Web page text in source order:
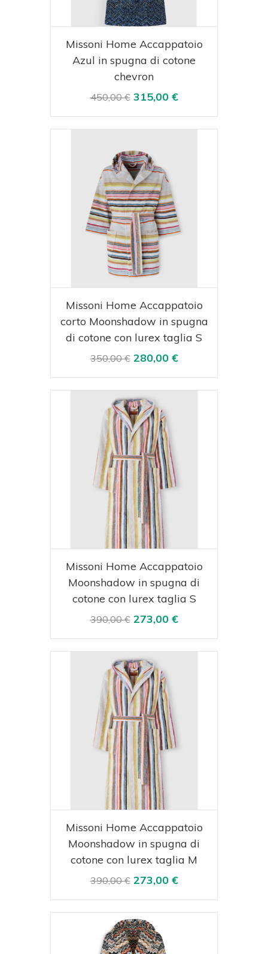
Acquista Visualizza
Missoni Home Accappatoio
Azul in spugna di cotone
chevron
450,00 € 315,00 €
Acquista Visualizza
Missoni Home Accappatoio
corto Moonshadow in spugna
di cotone con lurex taglia S
350,00 € 280,00 €
Acquista Visualizza
Missoni Home Accappatoio
Moonshadow in spugna di
cotone con lurex taglia S
390,00 € 273,00 €
Acquista Visualizza
Missoni Home Accappatoio
Moonshadow in spugna di
cotone con lurex taglia M
390,00 € 273,00 €